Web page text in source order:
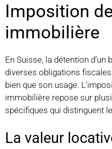
Imposition
immobilière
En Suisse, la détention
diverses obligations
bien que son usage.
immobilière repose sur
spécifiques qui distinguent
La valeur